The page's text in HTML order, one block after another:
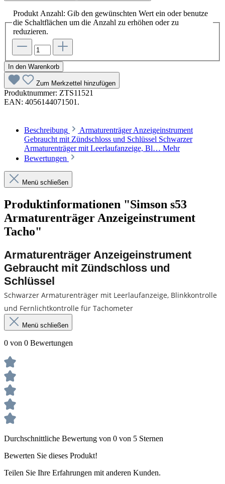
Produkt Anzahl: Gib den gewünschten Wert ein oder benutze
die Schaltflächen um die Anzahl zu erhöhen oder zu
reduzieren.
In den Warenkorb
Zum Merkzettel hinzufügen
Produktnummer: ZTS11521
EAN: 4056144071501.
Beschreibung
Armaturenträger Anzeigeinstrument
Gebraucht mit Zündschloss und Schlüssel Schwarzer
Armaturenträger mit Leerlaufanzeige, Bl… Mehr
Bewertungen
Menü schließen
Produktinformationen "Simson s53
Armaturenträger Anzeigeinstrument
Tacho"
Armaturenträger Anzeigeinstrument
Gebraucht mit Zündschloss und
Schlüssel
Schwarzer Armaturenträger mit Leerlaufanzeige, Blinkkontrolle
und Fernlichtkontrolle für Tachometer
Menü schließen
0 von 0 Bewertungen
Durchschnittliche Bewertung von 0 von 5 Sternen
Bewerten Sie dieses Produkt!
Teilen Sie Ihre Erfahrungen mit anderen Kunden.